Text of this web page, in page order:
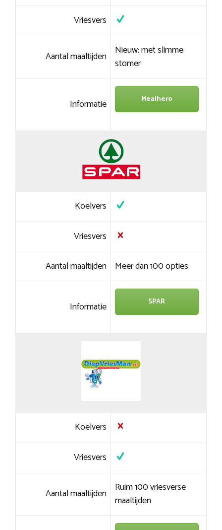
Vriesvers
Aantal maaltijden Nieuw: met slimme
stomer
Informatie Mealhero
Koelvers
Vriesvers
Aantal maaltijden Meer dan 100 opties
Informatie SPAR
Koelvers
Vriesvers
Aantal maaltijden Ruim 100 vriesverse
maaltijden